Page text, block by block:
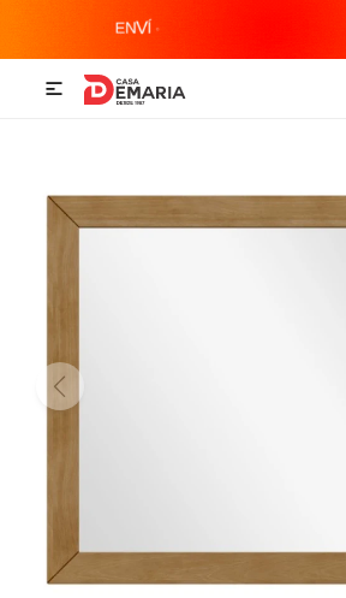

Imagen y Sonido
Televisores y accesorios
Accesorios